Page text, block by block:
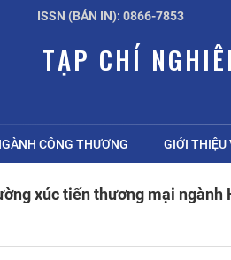
ISSN (BẢN IN): 0866-7853
TẠP CHÍ
CÔNG THƯƠNG GIỚI THIỆU
xúc tiến thương mại